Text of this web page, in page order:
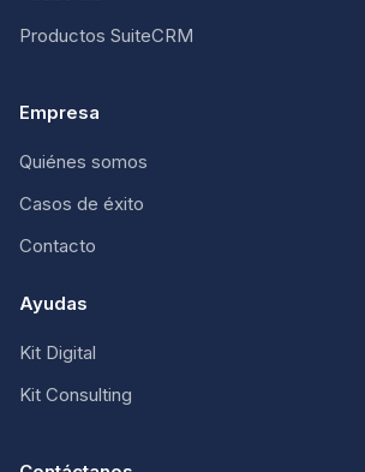
Productos SuiteCRM
Empresa
Quiénes somos
Casos de éxito
Contacto
Ayudas
Kit Digital
Kit Consulting